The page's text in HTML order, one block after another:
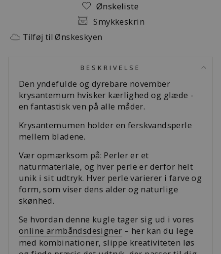
Ønskeliste
Smykkeskrin
Tilføj til Ønskeskyen
BESKRIVELSE
Den yndefulde og dyrebare november
krysantemum hvisker kærlighed og glæde -
en fantastisk ven på alle måder.
Krysantemumen holder en ferskvandsperle
mellem bladene.
Vær opmærksom på: Perler er et
naturmateriale, og hver perle er derfor helt
unik i sit udtryk. Hver perle varierer i farve og
form, som viser dens alder og naturlige
skønhed.
Se hvordan denne kugle tager sig ud i vores
online armbåndsdesigner – her kan du lege
med kombinationer, slippe kreativiteten løs